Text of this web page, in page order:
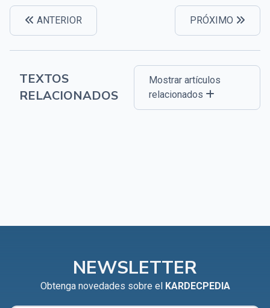
ANTERIOR PRÓXIMO
TEXTOS
RELACIONADOS
Mostrar artículos
relacionados
NEWSLETTER
Obtenga novedades sobre el KARDECPEDIA